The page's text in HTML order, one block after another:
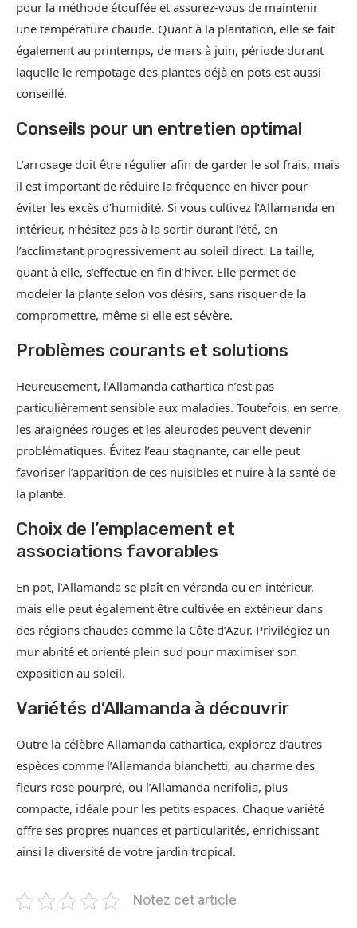
pour la méthode étouffée et assurez-vous de maintenir
une température chaude. Quant à la plantation, elle se fait
également au printemps, de mars à juin, période durant
laquelle le rempotage des plantes déjà en pots est aussi
conseillé.
Conseils pour un entretien optimal
L’arrosage doit être régulier afin de garder le sol frais, mais
il est important de réduire la fréquence en hiver pour
éviter les excès d’humidité. Si vous cultivez l’Allamanda en
intérieur, n’hésitez pas à la sortir durant l’été, en
l’acclimatant progressivement au soleil direct. La taille,
quant à elle, s’effectue en fin d’hiver. Elle permet de
modeler la plante selon vos désirs, sans risquer de la
compromettre, même si elle est sévère.
Problèmes courants et solutions
Heureusement, l’Allamanda cathartica n’est pas
particulièrement sensible aux maladies. Toutefois, en serre,
les araignées rouges et les aleurodes peuvent devenir
problématiques. Évitez l’eau stagnante, car elle peut
favoriser l’apparition de ces nuisibles et nuire à la santé de
la plante.
Choix de l’emplacement et
associations favorables
En pot, l’Allamanda se plaît en véranda ou en intérieur,
mais elle peut également être cultivée en extérieur dans
des régions chaudes comme la Côte d’Azur. Privilégiez un
mur abrité et orienté plein sud pour maximiser son
exposition au soleil.
Variétés d’Allamanda à découvrir
Outre la célèbre Allamanda cathartica, explorez d’autres
espèces comme l’Allamanda blanchetti, au charme des
fleurs rose pourpré, ou l’Allamanda nerifolia, plus
compacte, idéale pour les petits espaces. Chaque variété
offre ses propres nuances et particularités, enrichissant
ainsi la diversité de votre jardin tropical.
Notez cet article